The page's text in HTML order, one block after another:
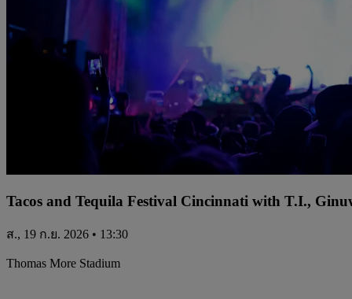
Tacos and Tequila Festival Cincinnati with T.I.,
ส., 19 ก.ย. 2026 • 13:30
Thomas More Stadium